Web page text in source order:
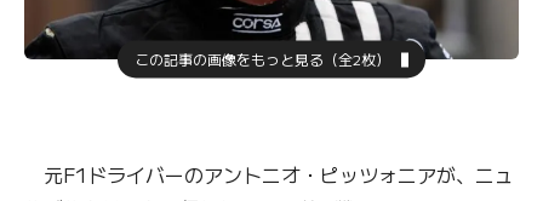
この記事の画像をもっと見る（全2枚）
元F1ドライバーのアントニオ・ピッツォニアが、ニュ